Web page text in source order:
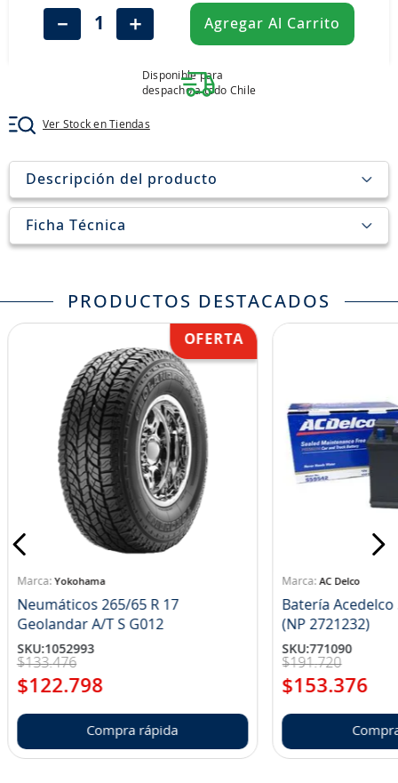
＋
－ Agregar Al Carrito
Disponible para
despacho a todo Chile
Ver Stock en Tiendas
Descripción del producto
Ficha Técnica
PRODUCTOS DESTACADOS
Yokohama
Neumáticos 265/65 R 17
Geolandar A/T S G012
SKU:1052993
$133.476
$122.798
Compra rápida
AC Delco
Batería Acedelco
(NP 2721232)
SKU:771090
$191.720
$153.376
john deere
265